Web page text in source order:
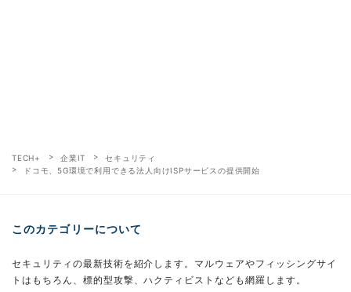
TECH+ 企業IT
セキュリティ
ドコモ、5G環境で利用できる法人向けISPサービスの提供開始
このカテゴリーについて
セキュリティの最新技術を紹介します。マルウェアやフィッシングサイ
トはもちろん、標的型攻撃、ハクティビストなども網羅します。